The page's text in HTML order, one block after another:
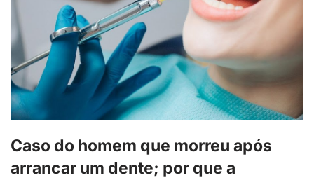
Caso do homem que morreu após
arrancar um dente; por que a